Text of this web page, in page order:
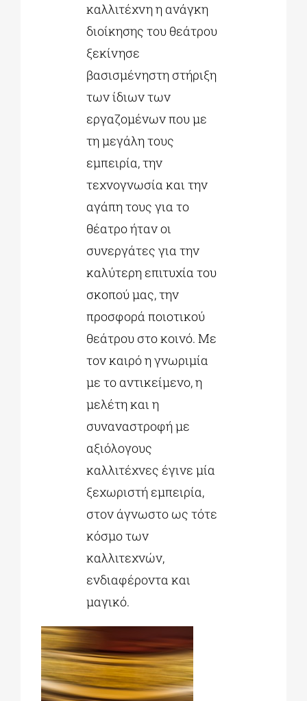
καλλιτέχνη η ανάγκη
διοίκησης του θεάτρου
ξεκίνησε
βασισμένηστη στήριξη
των ίδιων των
εργαζομένων που με
τη μεγάλη τους
εμπειρία, την
τεχνογνωσία και την
αγάπη τους για το
θέατρο ήταν οι
συνεργάτες για την
καλύτερη επιτυχία του
σκοπού μας, την
προσφορά ποιοτικού
θεάτρου στο κοινό. Με
τον καιρό η γνωριμία
με το αντικείμενο, η
μελέτη και η
συναναστροφή με
αξιόλογους
καλλιτέχνες έγινε μία
ξεχωριστή εμπειρία,
στον άγνωστο ως τότε
κόσμο των
καλλιτεχνών,
ενδιαφέροντα και
μαγικό.